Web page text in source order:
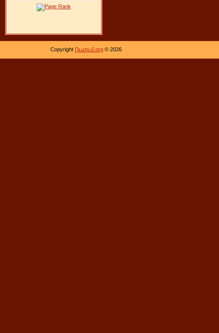
Copyright Ուսում.org © 2026